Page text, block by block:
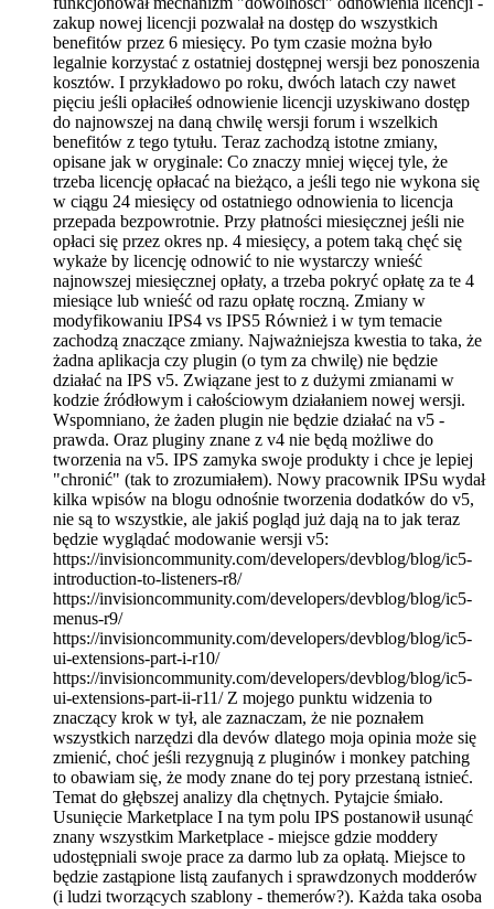
zakup nowej licencji pozwalał na dostęp do wszystkich
benefitów przez 6 miesięcy. Po tym czasie można było
legalnie korzystać z ostatniej dostępnej wersji bez ponoszenia
kosztów. I przykładowo po roku, dwóch latach czy nawet
pięciu jeśli opłaciłeś odnowienie licencji uzyskiwano dostęp
do najnowszej na daną chwilę wersji forum i wszelkich
benefitów z tego tytułu. Teraz zachodzą istotne zmiany,
opisane jak w oryginale: Co znaczy mniej więcej tyle, że
trzeba licencję opłacać na bieżąco, a jeśli tego nie wykona się
w ciągu 24 miesięcy od ostatniego odnowienia to licencja
przepada bezpowrotnie. Przy płatności miesięcznej jeśli nie
opłaci się przez okres np. 4 miesięcy, a potem taką chęć się
wykaże by licencję odnowić to nie wystarczy wnieść
najnowszej miesięcznej opłaty, a trzeba pokryć opłatę za te 4
miesiące lub wnieść od razu opłatę roczną. Zmiany w
modyfikowaniu IPS4 vs IPS5 Również i w tym temacie
zachodzą znaczące zmiany. Najważniejsza kwestia to taka, że
żadna aplikacja czy plugin (o tym za chwilę) nie będzie
działać na IPS v5. Związane jest to z dużymi zmianami w
kodzie źródłowym i całościowym działaniem nowej wersji.
Wspomniano, że żaden plugin nie będzie działać na v5 -
prawda. Oraz pluginy znane z v4 nie będą możliwe do
tworzenia na v5. IPS zamyka swoje produkty i chce je lepiej
"chronić" (tak to zrozumiałem). Nowy pracownik IPSu wydał
kilka wpisów na blogu odnośnie tworzenia dodatków do v5,
nie są to wszystkie, ale jakiś pogląd już dają na to jak teraz
będzie wyglądać modowanie wersji v5:
https://invisioncommunity.com/developers/devblog/blog/ic5-
introduction-to-listeners-r8/
https://invisioncommunity.com/developers/devblog/blog/ic5-
menus-r9/
https://invisioncommunity.com/developers/devblog/blog/ic5-
ui-extensions-part-i-r10/
https://invisioncommunity.com/developers/devblog/blog/ic5-
ui-extensions-part-ii-r11/ Z mojego punktu widzenia to
znaczący krok w tył, ale zaznaczam, że nie poznałem
wszystkich narzędzi dla devów dlatego moja opinia może się
zmienić, choć jeśli rezygnują z pluginów i monkey patching
to obawiam się, że mody znane do tej pory przestaną istnieć.
Temat do głębszej analizy dla chętnych. Pytajcie śmiało.
Usunięcie Marketplace I na tym polu IPS postanowił usunąć
znany wszystkim Marketplace - miejsce gdzie moddery
udostępniali swoje prace za darmo lub za opłatą. Miejsce to
będzie zastąpione listą zaufanych i sprawdzonych modderów
(i ludzi tworzących szablony - themerów?). Każda taka osoba